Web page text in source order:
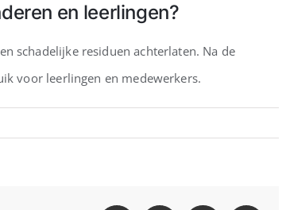
en leerlingen?
schadelijke residuen achterlaten. Na de
voor leerlingen en medewerkers.